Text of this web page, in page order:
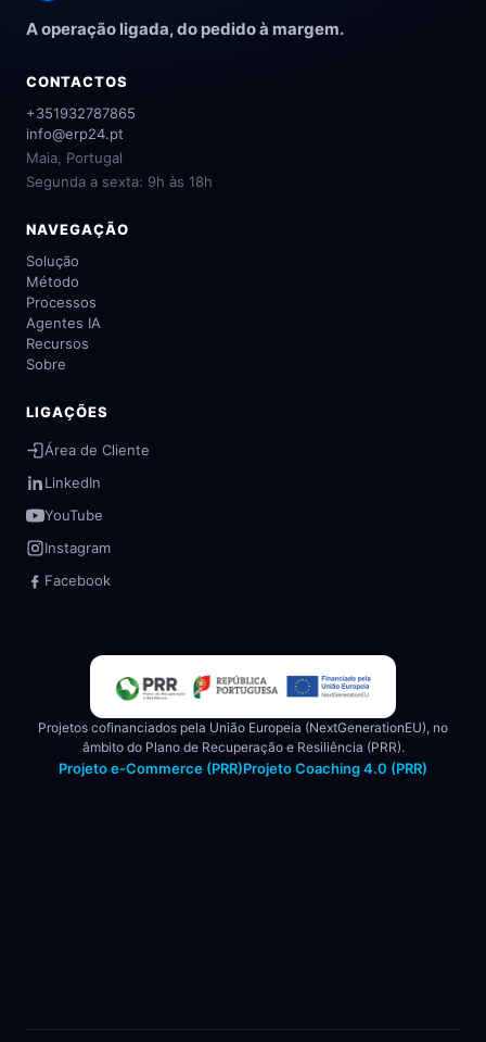
A operação ligada, do pedido à margem.
CONTACTOS
+351932787865
info@erp24.pt
Maia, Portugal
Segunda a sexta: 9h às 18h
NAVEGAÇÃO
Solução
Método
Processos
Agentes IA
Recursos
Sobre
LIGAÇÕES
Área de Cliente
LinkedIn
YouTube
Instagram
Facebook
Projetos cofinanciados pela União Europeia (NextGenerationEU), no
âmbito do Plano de Recuperação e Resiliência (PRR).
Projeto e-Commerce (PRR)Projeto Coaching 4.0 (PRR)